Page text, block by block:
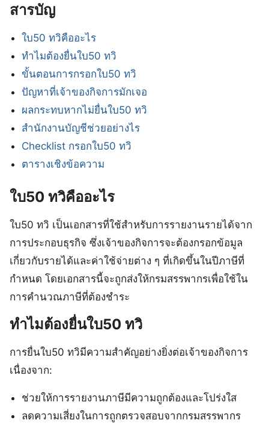
สารบัญ
ใบ50 ทวิคืออะไร
ทำไมต้องยื่นใบ50 ทวิ
ขั้นตอนการกรอกใบ50 ทวิ
ปัญหาที่เจ้าของกิจการมักเจอ
ผลกระทบหากไม่ยื่นใบ50 ทวิ
สำนักงานบัญชีช่วยอย่างไร
Checklist กรอกใบ50 ทวิ
ตารางเชิงข้อความ
ใบ50 ทวิคืออะไร
ใบ50 ทวิ เป็นเอกสารที่ใช้สำหรับการรายงานรายได้จาก
การประกอบธุรกิจ ซึ่งเจ้าของกิจการจะต้องกรอกข้อมูล
เกี่ยวกับรายได้และค่าใช้จ่ายต่าง ๆ ที่เกิดขึ้นในปีภาษีที่
กำหนด โดยเอกสารนี้จะถูกส่งให้กรมสรรพากรเพื่อใช้ใน
การคำนวณภาษีที่ต้องชำระ
ทำไมต้องยื่นใบ50 ทวิ
การยื่นใบ50 ทวิมีความสำคัญอย่างยิ่งต่อเจ้าของกิจการ
เนื่องจาก:
ช่วยให้การรายงานภาษีมีความถูกต้องและโปร่งใส
ลดความเสี่ยงในการถูกตรวจสอบจากกรมสรรพากร